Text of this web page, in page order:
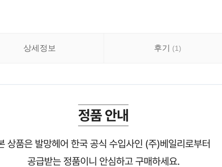
상세정보 후기 (1)